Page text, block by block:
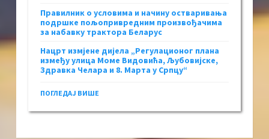
Правилник о условима и начину остваривања
подршке пољопривредним произвођачима
за набавку трактора Беларус
Нацрт измјене дијела „Регулационог плана
између улица Моме Видовића, Љубовијске,
Здравка Челара и 8. Марта у Српцу“
ПОГЛЕДАЈ ВИШЕ